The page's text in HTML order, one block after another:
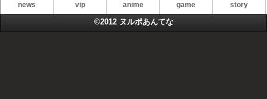
news vip anime game story
©2012 ヌルポあんてな